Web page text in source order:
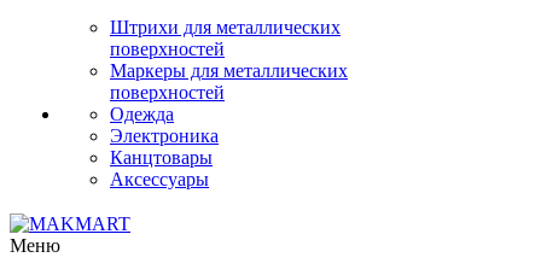
Штрихи для металлических
поверхностей
Маркеры для металлических
поверхностей
Одежда
Электроника
Канцтовары
Аксессуары
Меню